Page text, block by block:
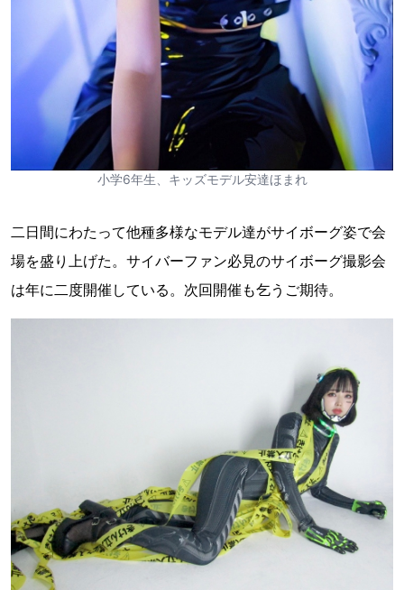
小学6年生、キッズモデル安達ほまれ
二日間にわたって他種多様なモデル達がサイボーグ姿で会
場を盛り上げた。サイバーファン必見のサイボーグ撮影会
は年に二度開催している。次回開催も乞うご期待。